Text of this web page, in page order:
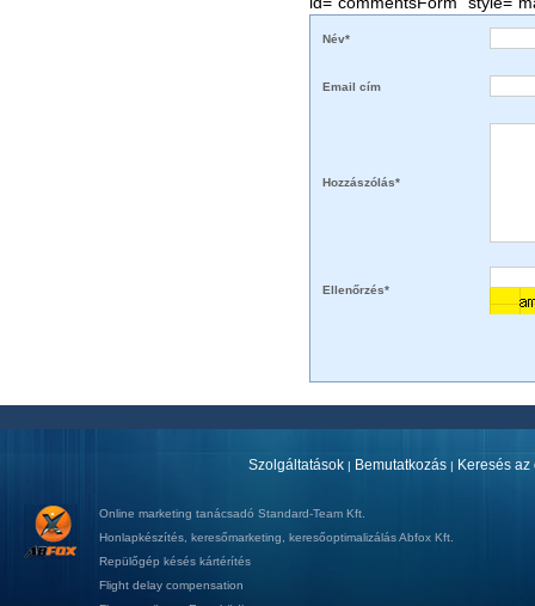
Név*
Email cím
Hozzászólás*
Ellenőrzés*
Szolgáltatások | Bemutatkozás | Keresés
Online marketing tanácsadó Standard-Team Kft.
Honlapkészítés keresőmarketing keresőoptimalizálásAbfox Kft.
Repülőgép késés kártérítés
Flight delay compensation